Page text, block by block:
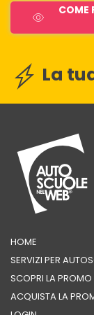
COME
La
HOME
SERVIZI PER
SCOPRI LA PROMO
ACQUISTA LA